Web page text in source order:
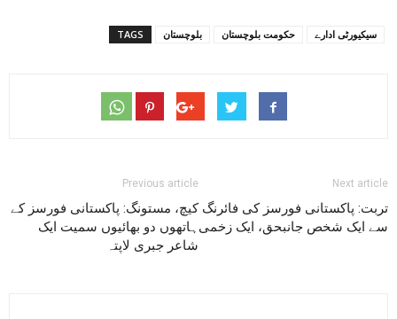
TAGS بلوچستان حکومت بلوچستان سیکیورٹی ادارے
Previous article
کیچ، مستونگ: پاکستانی فورسز کے
ہاتھوں دو بھائیوں سمیت ایک
شاعر جبری لاپتہ
Next article
تربت: پاکستانی فورسز کی فائرنگ
سے ایک شخص جانبحق، ایک زخمی